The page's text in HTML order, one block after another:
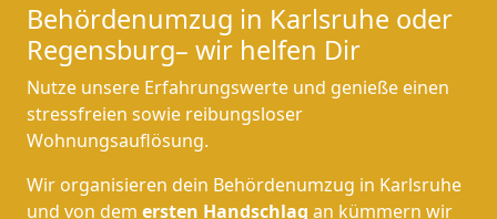
Behördenumzug in Karlsruhe oder
Regensburg– wir helfen Dir
Nutze unsere Erfahrungswerte und genieße einen
stressfreien sowie reibungsloser
Wohnungsauflösung.
Wir organisieren dein Behördenumzug in Karlsruhe
und von dem ersten Handschlag an kümmern wir